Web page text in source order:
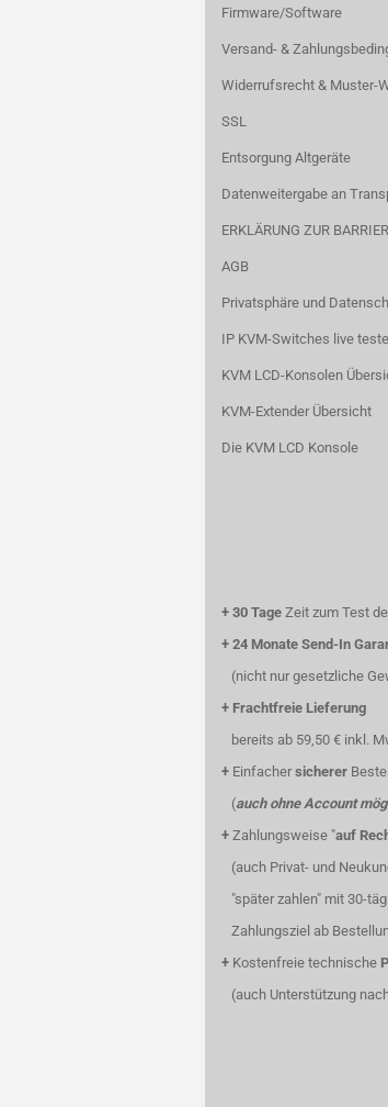
Firmware/Software
Versand- &
Widerrufsrecht & Muster-
SSL
Entsorgung Altgeräte
Datenweitergabe an
ERKLÄRUNG ZUR
AGB
Privatsphäre und
IP KVM-Switches live
KVM LCD-Konsolen
KVM-Extender Übersicht
Die KVM LCD Konsole
+ 30 Tage Zeit zum Test
+ 24 Monate Send-In
(nicht nur gesetzliche
+ Frachtfreie Lieferung
bereits ab 59,50 € inkl.
+ Einfacher sicherer
(auch ohne Account
+ Zahlungsweise "auf
(auch Privat- und
"später zahlen" mit 30-
Zahlungsziel ab
+ Kostenfreie technische
(auch Unterstützung